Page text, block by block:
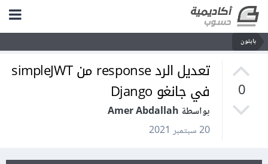
بايثون
0
تعديل الرد response من simpleJWT
في جانغو Django
بواسطة Amer Abdallah
20 سبتمبر 2021